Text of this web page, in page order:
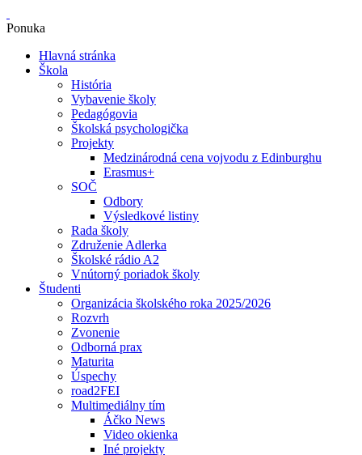
Ponuka
Hlavná stránka
Škola
História
Vybavenie školy
Pedagógovia
Školská psychologička
Projekty
Medzinárodná cena vojvodu z Edinburghu
Erasmus+
SOČ
Odbory
Výsledkové listiny
Rada školy
Združenie Adlerka
Školské rádio A2
Vnútorný poriadok školy
Študenti
Organizácia školského roka 2025/2026
Rozvrh
Zvonenie
Odborná prax
Maturita
Úspechy
road2FEI
Multimediálny tím
Áčko News
Video okienka
Iné projekty